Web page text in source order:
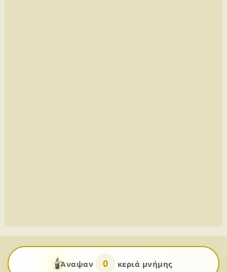
🕯️Άναψαν 0 κεριά μνήμης